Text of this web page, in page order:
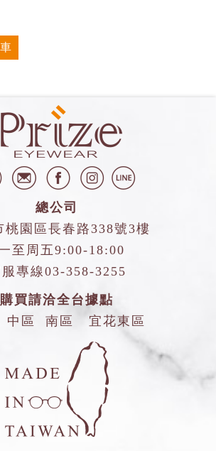
總公司
桃園區長春路338號3樓
至周五9:00-18:00
專線03-358-3255
購買請洽全台據點
中區 南區 宜花東區